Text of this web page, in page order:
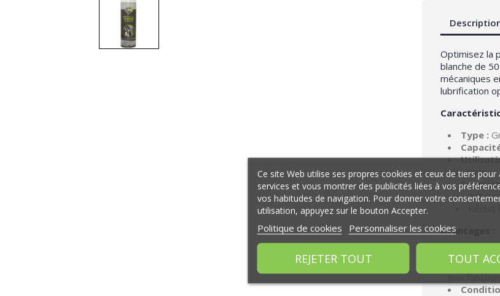
Optimisez la
blanche de
mécaniques
lubrification
Type :
plastique
Avantages :
bon
Ce site Web utilise ses propres cookies et ceux de tiers pour
services et vous montrer des publicités liées à vos
vos habitudes de navigation. Pour donner votre
utilisation, appuyez sur le bouton Accepter.
Politique de cookies Personnaliser les cookies
REJETER TOUT TOUT